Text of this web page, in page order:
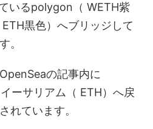
いるpolygon（ WETH紫
黒色）へブリッジして
。
の記事内に
ーサリアム（ ETH）へ戻
れています。